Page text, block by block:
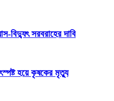
বিদ্যুৎ সরবরাহের দাবি
হয়ে কৃষকের মৃত্যু